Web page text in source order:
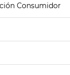
Consumidor